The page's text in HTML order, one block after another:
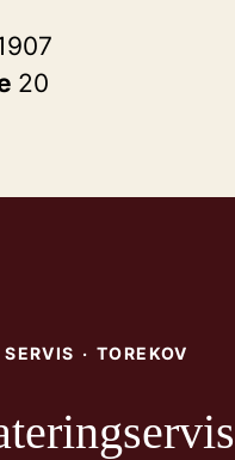
20
SERVIS · TOREKOV